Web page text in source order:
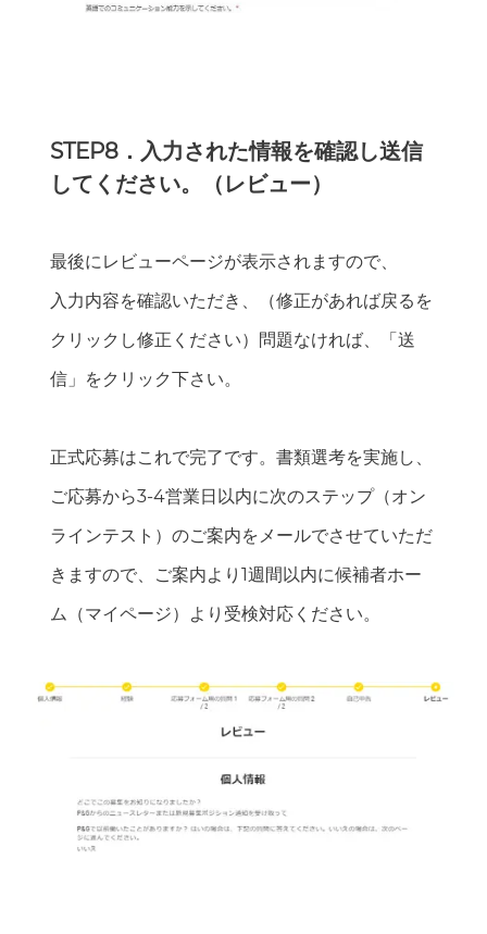
STEP8．入力された情報を確認し送信
してください。（レビュー）
最後にレビューページが表示されますので、
入力内容を確認いただき、（修正があれば戻るを
クリックし修正ください）問題なければ、「送
信」をクリック下さい。
正式応募はこれで完了です。書類選考を実施し、
ご応募から3-4営業日以内に次のステップ（オン
ラインテスト）のご案内をメールでさせていただ
きますので、ご案内より1週間以内に候補者ホー
ム（マイページ）より受検対応ください。